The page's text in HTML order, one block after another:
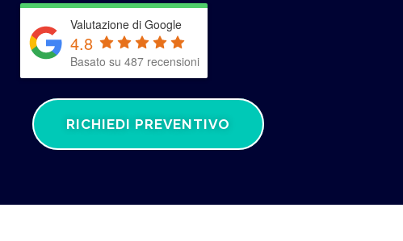
Valutazione di Google
4.8
Basato su 487 recensioni
RICHIEDI PREVENTIVO